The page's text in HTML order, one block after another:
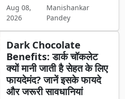
Aug 08,
2026
Manishankar
Pandey
Dark Chocolate
Benefits: डार्क चॉकलेट
क्यों मानी जाती है सेहत के लिए
फायदेमंद? जानें इसके फायदे
और जरूरी सावधानियां